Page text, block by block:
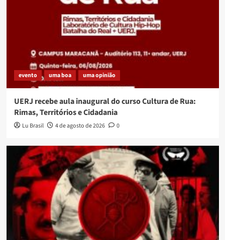
evento uma boa uma opinião
UERJ recebe aula inaugural do curso Cultura de Rua:
Rimas, Territórios e Cidadania
Lu Brasil 4 de agosto de 2026 0